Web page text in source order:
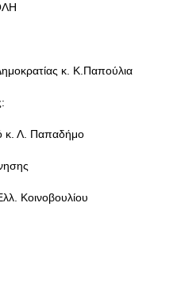
κ. Κ.Παπούλια
κ. Λ. Παπαδήμο
Κοινοβουλίου